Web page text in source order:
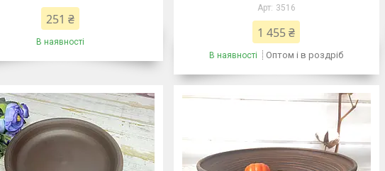
251 ₴
В наявності
3516
1 455 ₴
В наявності Оптом і в роздріб